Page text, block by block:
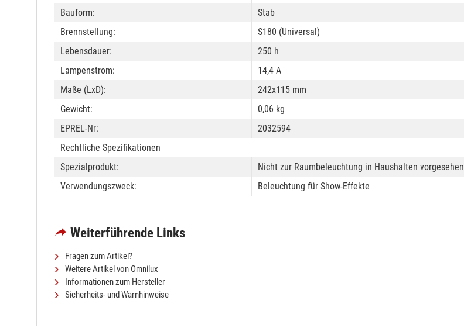
Bauform:
Stab
Brennstellung:
S180 (Universal)
Lebensdauer:
250 h
Lampenstrom:
14,4 A
Maße (LxD):
242x115 mm
Gewicht:
0,06 kg
EPREL-Nr:
2032594
Rechtliche Spezifikationen
Spezialprodukt:
Nicht zur Raumbeleuchtung in Haushalten vorgesehen
Verwendungszweck:
Beleuchtung für Show-Effekte
Weiterführende Links
Fragen zum Artikel?
Weitere Artikel von Omnilux
Informationen zum Hersteller
Sicherheits- und Warnhinweise